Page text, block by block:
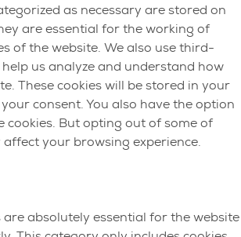
as necessary are stored on
are essential for the working of
of the website. We also use third-
us analyze and understand how
These cookies will be stored in your
consent. You also have the option
But opting out of some of
affect your browsing experience.
are absolutely essential for the website